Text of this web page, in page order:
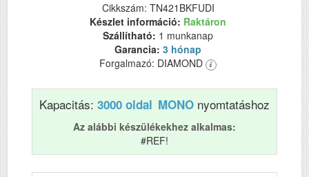
Cikkszám: TN421BKFUDI
Készlet információ: Raktáron
Szállítható: 1 munkanap
Garancia: 3 hónap
Forgalmazó: DIAMOND
Kapacitás: 3000 oldal MONO nyomtatáshoz
Az alábbi készülékekhez alkalmas:
#REF!